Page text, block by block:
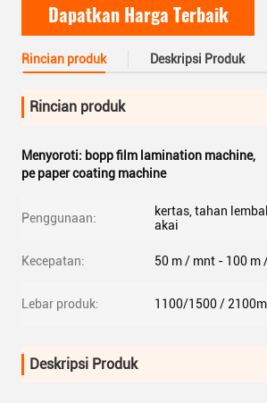
Dapatkan Harga Terbaik
Rincian produk Deskripsi Produk
Rincian produk
Menyoroti: bopp film lamination machine,
pe paper coating machine
Penggunaan:
kertas, tahan
akai
Kecepatan: 50 m / mnt - 100 m
Lebar produk: 1100/1500 /
Deskripsi Produk